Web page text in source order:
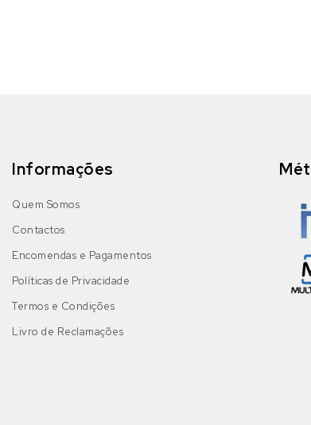
Informações
Quem Somos
Contactos
Encomendas e Pagamentos
Políticas de Privacidade
Termos e Condições
Livro de Reclamações